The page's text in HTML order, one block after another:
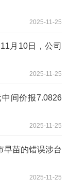
2025-11-25
月10日，公司
2025-11-25
间价报7.0826
2025-11-25
早苗的错误涉台
2025-11-25